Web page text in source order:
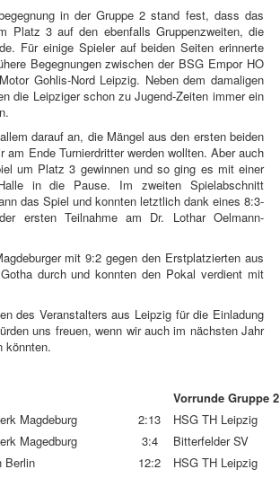
in der Gruppe 2 stand fest, dass das
Platz 3 auf den ebenfalls Gruppenzweiten, die
Für einige Spieler auf beiden Seiten erinnerte
Begegnungen zwischen der BSG Empor HO
Gohlis-Nord Leipzig. Neben dem damaligen
die Leipziger schon zu Jugend-Zeiten immer ein
darauf an, die Mängel aus den ersten beiden
am Ende Turnierdritter werden wollten. Aber auch
um Platz 3 gewinnen und so ging es mit einer
in die Pause. Im zweiten Spielabschnitt
das Spiel und konnten letztlich dank eines 8:3-
ersten Teilnahme am Dr. Lothar Oelmann-
mit 9:2 gegen den Erstplatzierten aus
durch und konnten den Pokal verdient mit
des Veranstalters aus Leipzig für die Einladung
uns freuen, wenn wir auch im nächsten Jahr
könnten.
Vorrunde Gruppe 2
Magdeburg 2:13 HSG TH Leipzig
Magedburg 3:4 Bitterfelder SV
Berlin 12:2 HSG TH Leipzig